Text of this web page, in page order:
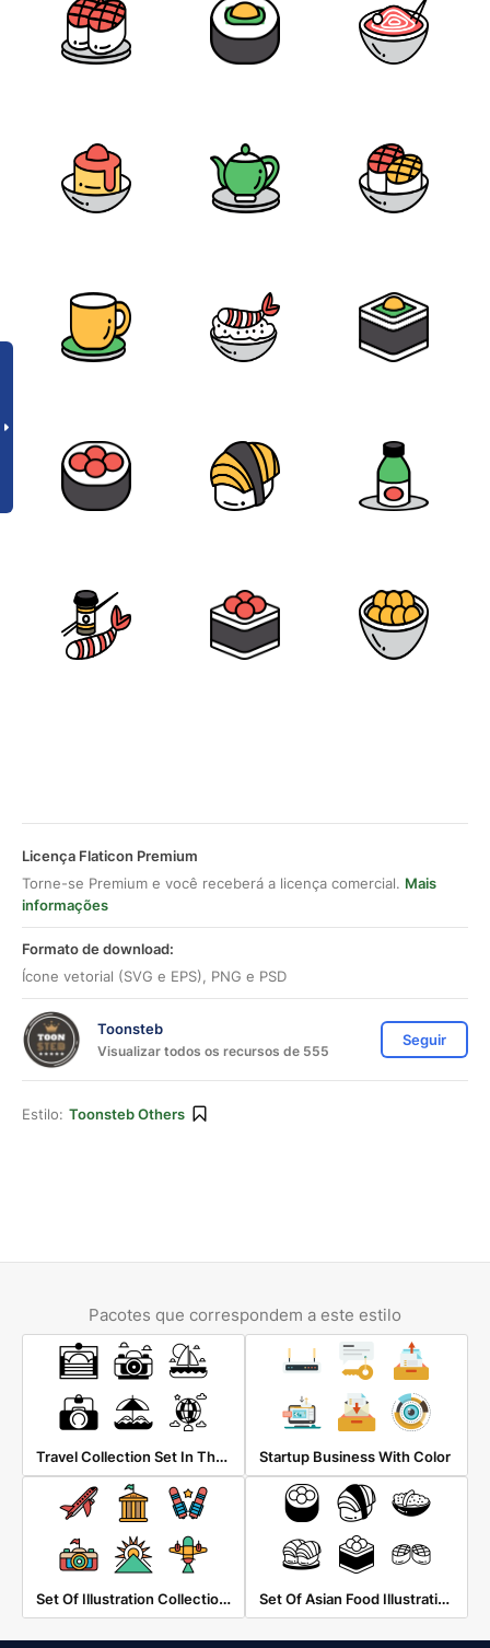
Licença Flaticon Premium
Torne-se Premium e você receberá a licença comercial. Mais
informações
Formato de download:
Ícone vetorial (SVG e EPS), PNG e PSD
Toonsteb
Visualizar todos os recursos de 555
Seguir
Estilo: Toonsteb Others
Pacotes que correspondem a este estilo
Travel Collection Set In The Concept Of Traveling Around The World Startup Business With Color
Set Of Illustration Collections With The Concept Of Traveling Around The World Set Of Asian Food Illustrations In Black And White Style